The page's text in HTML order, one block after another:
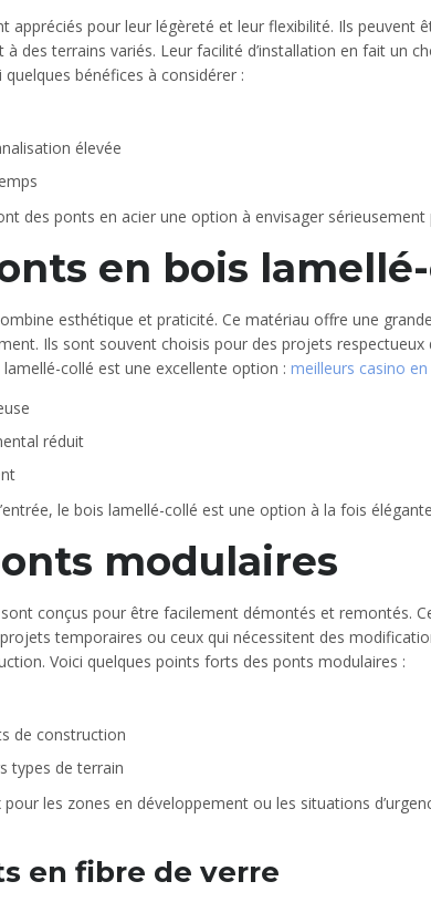
appréciés pour leur légèreté et leur flexibilité. Ils peuvent
à des terrains variés. Leur facilité d’installation en fait un
quelques bénéfices à considérer :
élevée
des ponts en acier une option à envisager sérieusement
en bois
esthétique et praticité. Ce matériau offre une
Ils sont souvent choisis pour des projets respectueux
collé est une excellente option : meilleurs casino en
réduit
le bois lamellé-collé est une option à la fois
modulaires
conçus pour être facilement démontés et remontés.
temporaires ou ceux qui nécessitent des
Voici quelques points forts des ponts modulaires :
de construction
types de terrain
les zones en développement ou les situations
en fibre de verre